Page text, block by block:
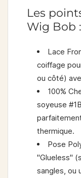
Les
Wig Bob :
Lace
coiffage
ou côté)
100%
soyeuse
thermique.
Pose
"Glueless"
sangles, ou